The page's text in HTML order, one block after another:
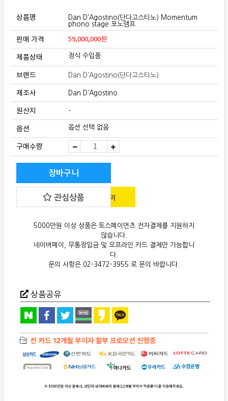
상품명
Dan D’Agostino(단다고스티노) Momentum
phono stage 포노앰프
판매 가격 59,000,000원
제품상태 정식 수입품
브랜드 Dan D’Agostino(단다고스티노)
제조사 Dan D’Agostino
원산지 -
옵션 옵션 선택 없음
구매수량
D’Agostino(단
다
고
스
노)
phono
stage
앰
프
장바구니
관심상품
5000만원 이상 상품은 토스페이먼츠 전자결제를 지원하지
않습니다.
네이버페이, 무통장입금 및 오프라인 카드 결제만 가능합니
다.
문의 사항은 02-3472-3955 로 문의 바랍니다.
상품공유